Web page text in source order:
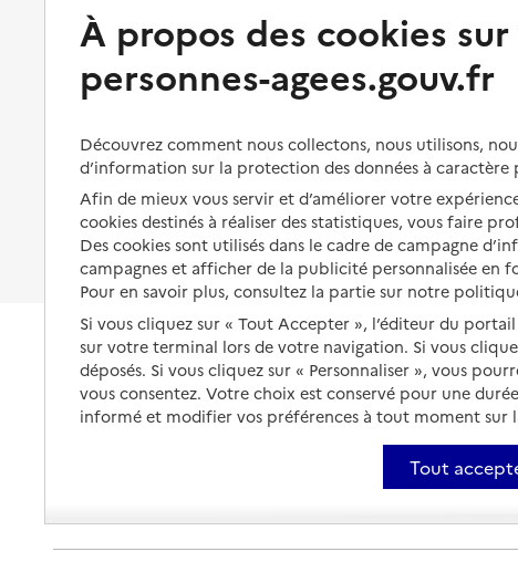
Préserver son autonomie et sa
santé
Organiser à l'avance sa propre
protection
Les obligations de la famille
À qui s’adresser ?
Les politiques du grand âge
Vivre à domicile avec une
Être hospitalisé
Fin de vie à domicile
À propos des cookies
personnes-agees.gouv.fr
Découvrez comment nous collectons, nous utilisons,
d’information sur la protection des données à caractère
Afin de mieux vous servir et d’améliorer votre
cookies destinés à réaliser des statistiques, vous faire
Des cookies sont utilisés dans le cadre de campagne
campagnes et afficher de la publicité personnalisée
Pour en savoir plus, consultez la partie sur notre
Si vous cliquez sur « Tout Accepter », l’éditeur du
sur votre terminal lors de votre navigation. Si vous
déposés. Si vous cliquez sur « Personnaliser », vous
vous consentez. Votre choix est conservé pour une
informé et modifier vos préférences à tout moment sur
Tout